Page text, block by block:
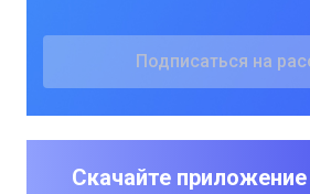
Скачайте